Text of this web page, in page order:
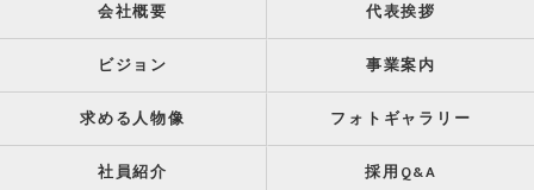
会社概要 代表挨拶
ビジョン 事業案内
求める人物像 フォトギャラリー
社員紹介 採用Q&A